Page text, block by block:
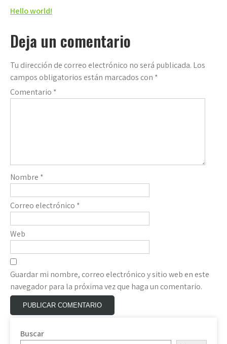
Navegación
de
entradas
Hello world!
Deja un comentario
Tu dirección de correo electrónico no será publicada. Los
campos obligatorios están marcados con *
Comentario *
Nombre *
Correo electrónico *
Web
Guardar mi nombre, correo electrónico y sitio web en este
navegador para la próxima vez que haga un comentario.
Buscar